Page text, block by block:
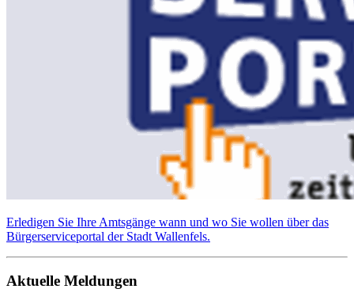
Erledigen Sie Ihre Amtsgänge wann und wo Sie wollen über das
Bürgerserviceportal der Stadt Wallenfels.
Aktuelle Meldungen